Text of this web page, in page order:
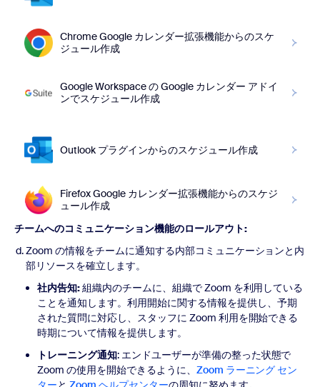
Chrome Google カレンダー拡張機能からのスケ
ジュール作成
Google Workspace の Google カレンダー アドイ
ンでスケジュール作成
Outlook プラグインからのスケジュール作成
Firefox Google カレンダー拡張機能からのスケジ
ュール作成
チームへのコミュニケーション機能のロールアウト:
Zoom の情報をチームに通知する内部コミュニケーションと内
部リソースを確立します。
社内告知:組織内のチームに、組織で Zoom を利用している
ことを通知します。利用開始に関する情報を提供し、予期
された質問に対応し、スタッフに Zoom 利用を開始できる
時期について情報を提供します。
トレーニング通知: エンドユーザーが準備の整った状態で
Zoom の使用を開始できるように、 Zoom ラーニング セン